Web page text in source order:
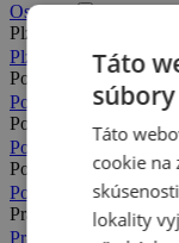
Ostrava
Plzeň
Plzeň
Podkrkonošie
Podkrkonošie
Poděbrady
Poděbrady
Posázavie
Posázavie
Praha
Praha
Táto
Táto
cookie na
lokality